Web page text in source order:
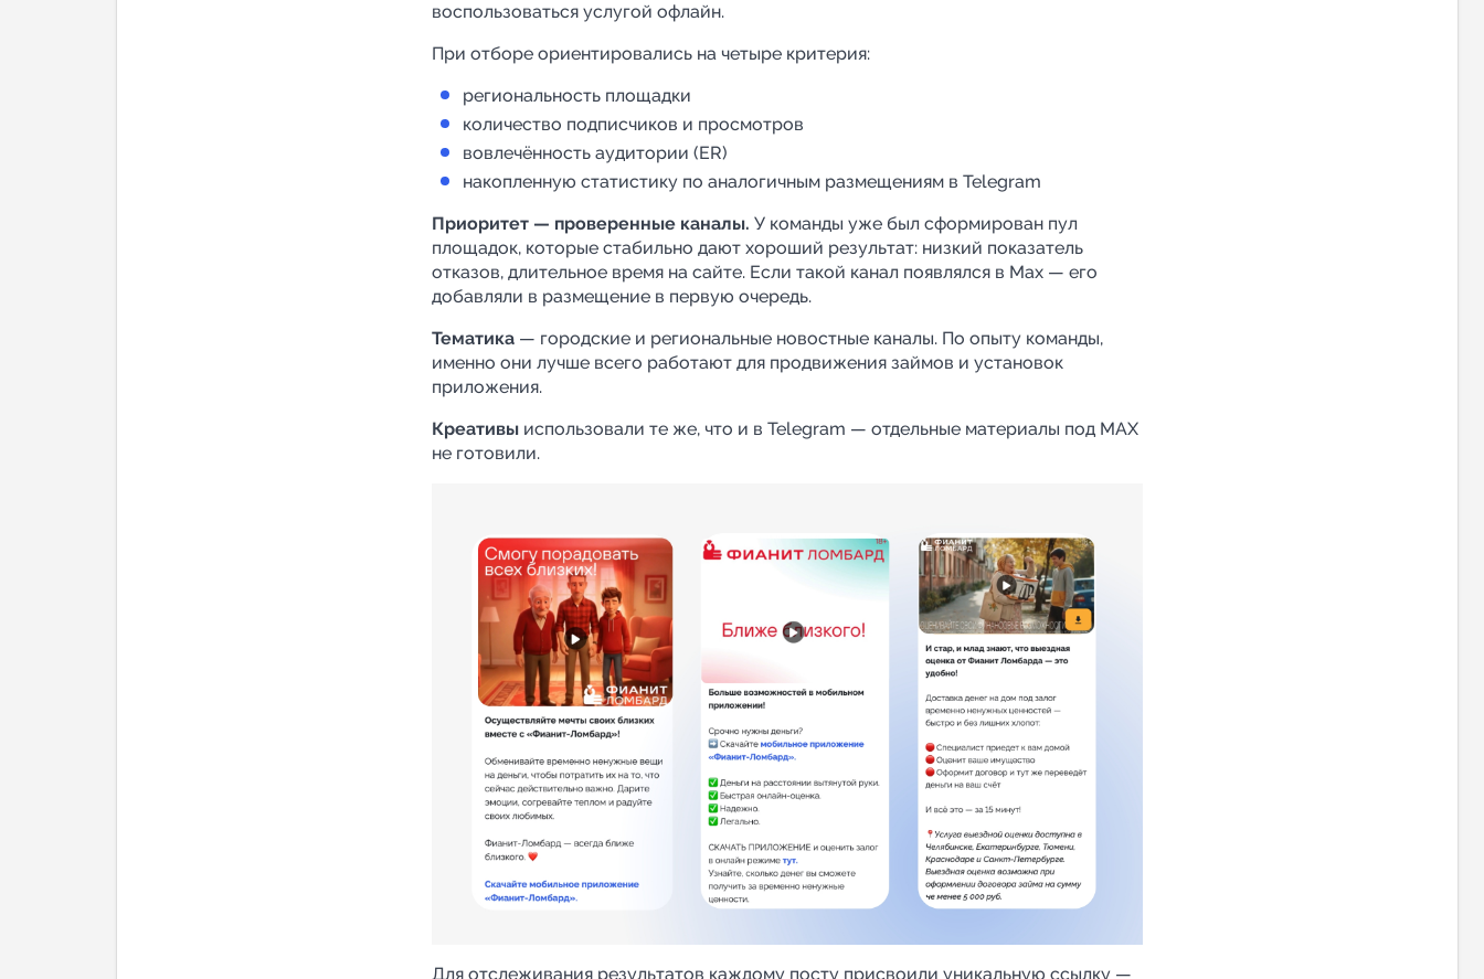
воспользоваться услугой офлайн.
При отборе ориентировались на четыре критерия:
региональность площадки
количество подписчиков и просмотров
вовлечённость аудитории (ER)
накопленную статистику по аналогичным размещениям в Telegram
Приоритет — проверенные каналы. У команды уже был сформирован пул
площадок, которые стабильно дают хороший результат: низкий показатель
отказов, длительное время на сайте. Если такой канал появлялся в Max — его
добавляли в размещение в первую очередь.
Тематика — городские и региональные новостные каналы. По опыту команды,
именно они лучше всего работают для продвижения займов и установок
приложения.
Креативы использовали те же, что и в Telegram — отдельные материалы под MАХ
не готовили.
Для отслеживания результатов каждому посту присвоили уникальную ссылку —